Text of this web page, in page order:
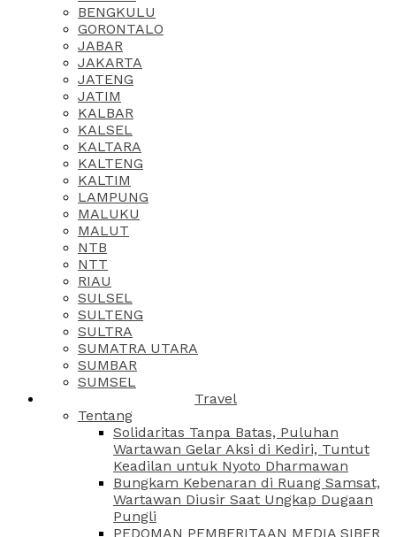
BENGKULU
GORONTALO
JABAR
JAKARTA
JATENG
JATIM
KALBAR
KALSEL
KALTARA
KALTENG
KALTIM
LAMPUNG
MALUKU
MALUT
NTB
NTT
RIAU
SULSEL
SULTENG
SULTRA
SUMATRA UTARA
SUMBAR
SUMSEL
Travel
Tentang
Solidaritas Tanpa Batas, Puluhan
Wartawan Gelar Aksi di Kediri, Tuntut
Keadilan untuk Nyoto Dharmawan
Bungkam Kebenaran di Ruang Samsat,
Wartawan Diusir Saat Ungkap Dugaan
Pungli
PEDOMAN PEMBERITAAN MEDIA SIBER